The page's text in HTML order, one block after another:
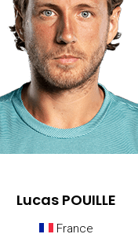
Lucas POUILLE
France